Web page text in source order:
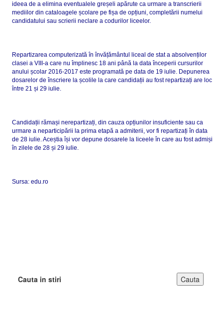
ideea de a elimina eventualele greșeli apărute ca urmare a transcrierii
mediilor din cataloagele școlare pe fișa de opțiuni, completării numelui
candidatului sau scrierii neclare a codurilor liceelor.
Repartizarea computerizată în învățământul liceal de stat a absolvenților
clasei a VIII-a care nu împlinesc 18 ani până la data începerii cursurilor
anului școlar 2016-2017 este programată pe data de 19 iulie. Depunerea
dosarelor de înscriere la școlile la care candidații au fost repartizați are loc
între 21 și 29 iulie.
Candidații rămași nerepartizați, din cauza opțiunilor insuficiente sau ca
urmare a neparticipării la prima etapă a admiterii, vor fi repartizați în data
de 28 iulie. Aceștia își vor depune dosarele la liceele în care au fost admiși
în zilele de 28 și 29 iulie.
Sursa: edu.ro
Cauta in stiri